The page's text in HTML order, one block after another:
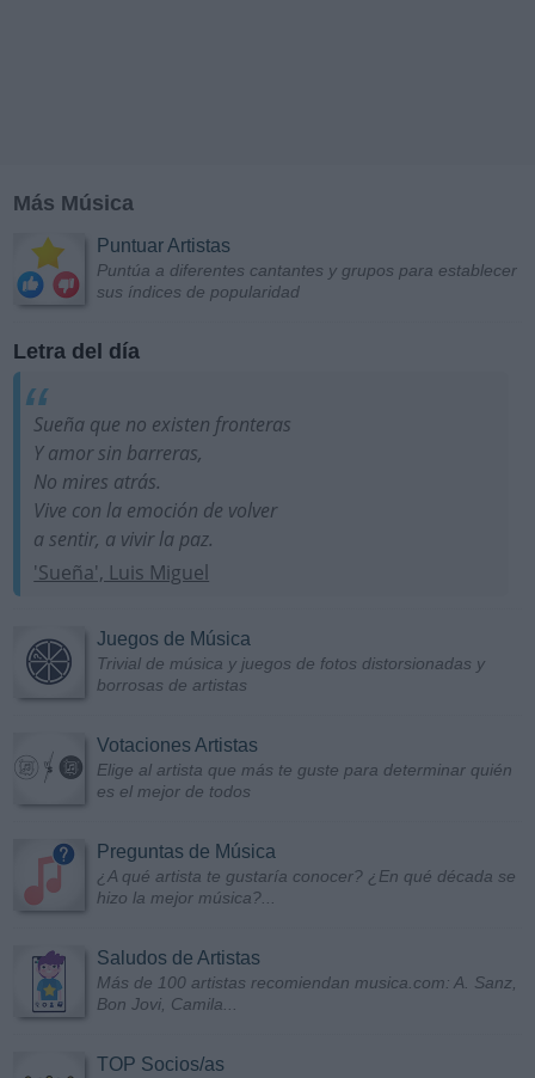
Más Música
Puntuar Artistas
Puntúa a diferentes cantantes y grupos para establecer
sus índices de popularidad
Letra del día
Sueña que no existen fronteras
Y amor sin barreras,
No mires atrás.
Vive con la emoción de volver
a sentir, a vivir la paz.
'Sueña', Luis Miguel
Juegos de Música
Trivial de música y juegos de fotos distorsionadas y
borrosas de artistas
Votaciones Artistas
Elige al artista que más te guste para determinar quién
es el mejor de todos
Preguntas de Música
¿A qué artista te gustaría conocer? ¿En qué década se
hizo la mejor música?...
Saludos de Artistas
Más de 100 artistas recomiendan musica.com: A. Sanz,
Bon Jovi, Camila...
TOP Socios/as